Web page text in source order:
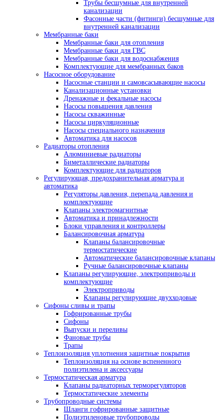
Трубы бесшумные для внутренней
канализации
Фасонные части (фитинги) бесшумные для
внутренней канализации
Мембранные баки
Мембранные баки для отопления
Мембранные баки для ГВС
Мембранные баки для водоснабжения
Комплектующие для мембранных баков
Насосное оборудование
Насосные станции и самовсасывающие насосы
Канализационные установки
Дренажные и фекальные насосы
Насосы повышения давления
Насосы скважинные
Насосы циркуляционные
Насосы специального назначения
Автоматика для насосов
Радиаторы отопления
Алюминиевые радиаторы
Биметаллические радиаторы
Комплектующие для радиаторов
Регулирующая, предохранительная арматура и
автоматика
Регуляторы давления, перепада давления и
комплектующие
Клапаны электромагнитные
Автоматика и принадлежности
Блоки управления и контроллеры
Балансировочная арматура
Клапаны балансировочные
термостатические
Автоматические балансировочные клапаны
Ручные балансировочные клапаны
Клапаны регулирующие, электроприводы и
комплектующие
Электроприводы
Клапаны регулирующие двухходовые
Сифоны сливы и трапы
Гофрированные трубы
Сифоны
Выпуски и переливы
Фановые трубы
Трапы
Теплоизоляция уплотнения защитные покрытия
Теплоизоляция на основе вспененного
полиэтилена и аксессуары
Термостатическая арматура
Клапаны радиаторных терморегуляторов
Термостатические элементы
Трубопроводные системы
Шланги гофрированные защитные
Полиэтиленовые трубопроводы